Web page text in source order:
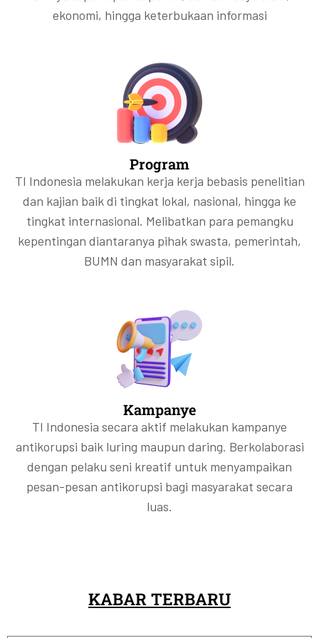
ekonomi, hingga keterbukaan informasi
Program
TI Indonesia melakukan kerja kerja bebasis penelitian
dan kajian baik di tingkat lokal, nasional, hingga ke
tingkat internasional. Melibatkan para pemangku
kepentingan diantaranya pihak swasta, pemerintah,
BUMN dan masyarakat sipil.
Kampanye
TI Indonesia secara aktif melakukan kampanye
antikorupsi baik luring maupun daring. Berkolaborasi
dengan pelaku seni kreatif untuk menyampaikan
pesan-pesan antikorupsi bagi masyarakat secara
luas.
KABAR TERBARU